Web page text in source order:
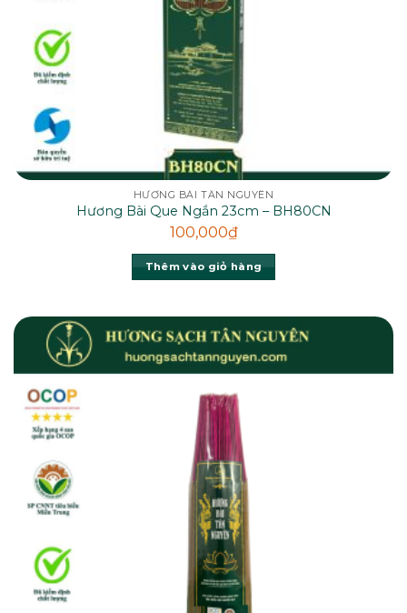
HƯƠNG BÀI TÂN NGUYÊN
Hương Bài Que Ngắn 23cm – BH80CN
100,000₫
Thêm vào giỏ hàng